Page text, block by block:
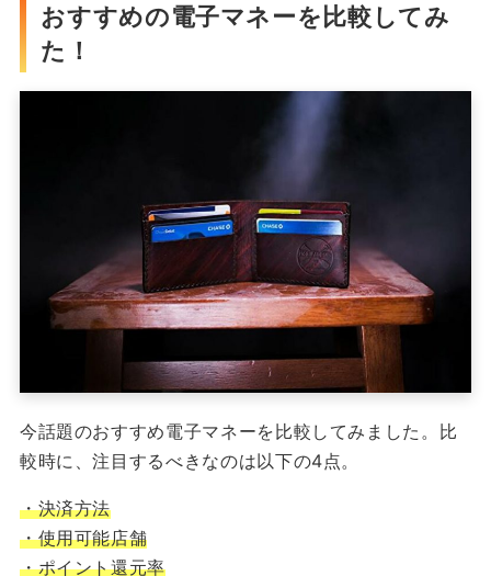
おすすめの電子マネーを比較してみ
た！
今話題のおすすめ電子マネーを比較してみました。比
較時に、注目するべきなのは以下の4点。
・決済方法
・使用可能店舗
・ポイント還元率